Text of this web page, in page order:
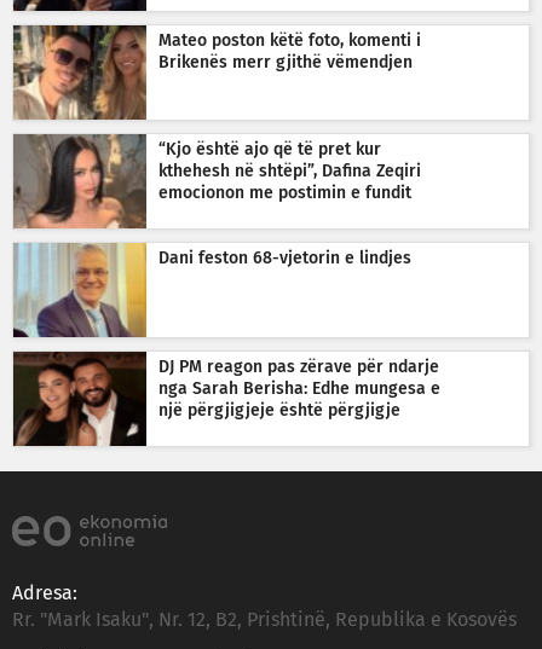
Mateo poston këtë foto, komenti i
Brikenës merr gjithë vëmendjen
“Kjo është ajo që të pret kur
kthehesh në shtëpi”, Dafina Zeqiri
emocionon me postimin e fundit
Dani feston 68-vjetorin e lindjes
DJ PM reagon pas zërave për ndarje
nga Sarah Berisha: Edhe mungesa e
një përgjigjeje është përgjigje
Adresa:
Rr. "Mark Isaku", Nr. 12, B2, Prishtinë, Republika e Kosovës